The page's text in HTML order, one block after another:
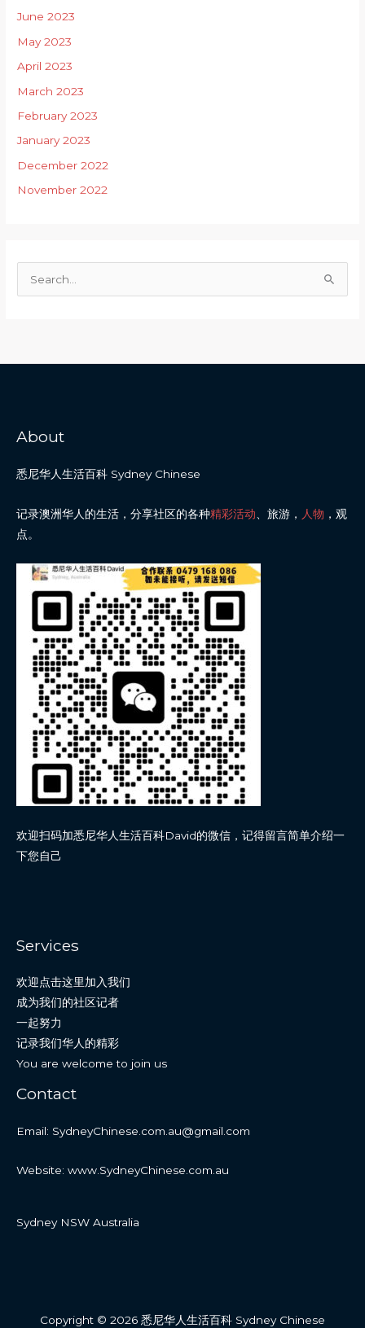
June 2023
May 2023
April 2023
March 2023
February 2023
January 2023
December 2022
November 2022
o
:
About
悉尼华人生活百科 Sydney Chinese
记录澳洲华人的生活，分享社区的各种精彩活动 、旅游， 人物 ，观
点。
欢迎扫码加悉尼华人生活百科David的微信，记得留言简单介绍一
下您自己
Services
欢迎点击这里加入我们
成为我们的社区记者
一起努力
记录我们华人的精彩
You are welcome to join us
Contact
Email: SydneyChinese.com.au@gmail.com
Website: www.SydneyChinese.com.au
Sydney NSW Australia
Copyright © 2026 悉尼华人生活百科 Sydney Chinese